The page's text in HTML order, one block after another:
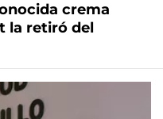
crema
la retiró del